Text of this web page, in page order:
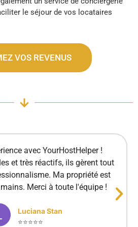
le séjour de vos locataires
VOS REVENUS
avec YourHostHelper !
et très réactifs, ils gèrent tout
Ma propriété est
Merci à toute l'équipe !
Luciana Stan
⭐⭐⭐⭐⭐